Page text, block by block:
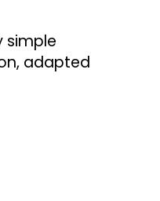
simple
adapted